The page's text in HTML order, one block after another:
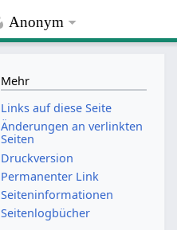
Anonym
Mehr
Links auf diese Seite
Änderungen an verlinkten
Seiten
Druckversion
Permanenter Link
Seiten­­informationen
Seitenlogbücher